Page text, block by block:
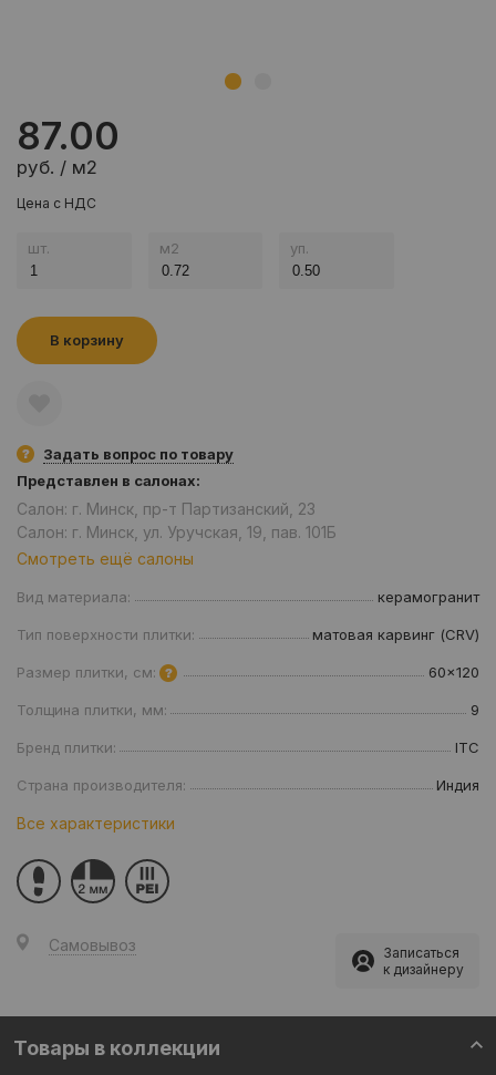
87.00
руб. / м2
Цена с НДС
шт. м2 уп.
В корзину
Задать вопрос по товару
Представлен в салонах:
Салон: г. Минск, пр-т Партизанский, 23
Салон: г. Минск, ул. Уручская, 19, пав. 101Б
Смотреть ещё салоны
Вид материала: керамогранит
Тип поверхности плитки: матовая карвинг (CRV)
Размер плитки, см: 60x120
Толщина плитки, мм: 9
Бренд плитки: ITC
Страна производителя: Индия
Все характеристики
Самовывоз
Записаться
к дизайнеру
Товары в коллекции